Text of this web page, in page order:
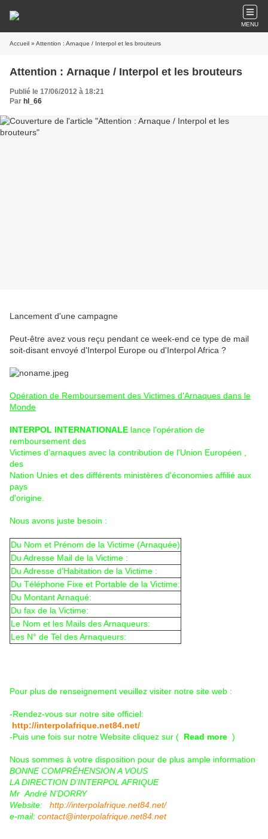
MENU
Accueil » Attention : Arnaque / Interpol et les brouteurs
Attention : Arnaque / Interpol et les brouteurs
Publié le 17/06/2012 à 18:21
Par hl_66
Lancement d'une campagne
Peut-être avez vous reçu pendant ce week-end ce type de mail
soit-disant envoyé d'Interpol Europe ou d'Interpol Africa ?
Opération de Remboursement des Victimes d'Arnaques dans le
Monde
INTERPOL INTERNATIONALE lance l'opération de
remboursement des
Victimes d'arnaques avec la contribution de l'Union Européen ,
des
Nation Unies et des différents ministères d'économies affilié aux
pays
d'origine.
Nous avons juste besoin :
Du Nom et Prénom de la Victime (Arnaquée)
Du Adresse Mail de la Victime :
Du Adresse d’Habitation de la Victime :
Du Téléphone Fixe et Portable de la Victime:
Du Montant Arnaqué:
Du fax de la Victime:
Le Nom et les Mails des Arnaqueurs:
Les N° de Tel des Arnaqueurs:
Pour plus de renseignement veuillez visiter notre site web :
-Rendez-vous sur notre site officiel:
http://interpolafrique.net84.net/
-Puis une fois sur notre Website cliquez sur ( Read more )
Nous sommes à votre disposition pour de plus ample information
BONNE COMPRÉHENSION A VOUS
LA DIRECTION D’INTERPOL AFRIQUE
Mr André N’DORRY
Website: http://interpolafrique. net84.net/
e-mail: contact@interpolafrique.net84.net